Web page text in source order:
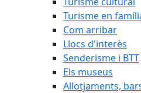
Turisme en
Com arribar
Llocs d'interès
Senderisme i BTT
Els museus
Allotjaments,